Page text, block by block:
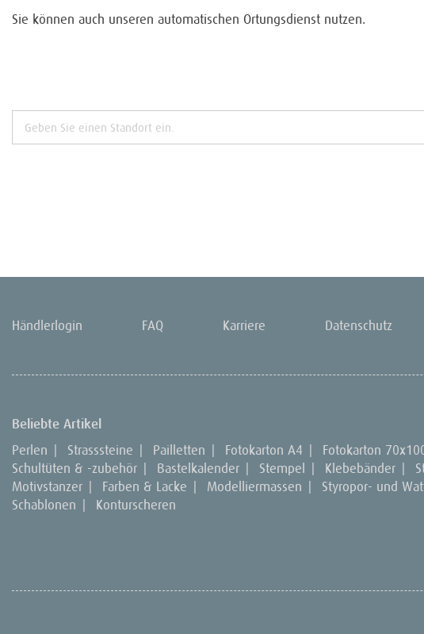
Sie können auch unseren automatischen Ortungsdienst nutzen.
Händlerlogin FAQ Karriere Datenschutz
Beliebte Artikel
Perlen Strasssteine Pailletten Fotokarton A4 Fotokarton
Schultüten & -zubehör
Bastelkalender Stempel Klebebänder
Motivstanzer
Farben & Lacke Modelliermassen Styropor- und
Schablonen
Konturscheren